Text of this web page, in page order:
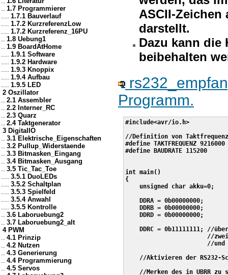
.. 1.7 Programmierer
.... 1.7.1 Bauverlauf
.... 1.7.2 KurzreferenzLow
.... 1.7.2 Kurzreferenz_16PU
.. 1.8 Uebung1
.. 1.9 BoardAtHome
.... 1.9.1 Software
.... 1.9.2 Hardware
.... 1.9.3 Knoppix
.... 1.9.4 Aufbau
.... 1.9.5 LED
2 Oszillator
.. 2.1 Assembler
.. 2.2 Interner_RC
.. 2.3 Quarz
.. 2.4 Taktgenerator
3 DigitalIO
.. 3.1 Elektrische_Eigenschaften
.. 3.2 Pullup_Widerstaende
.. 3.3 Bitmasken_Eingang
.. 3.4 Bitmasken_Ausgang
.. 3.5 Tic_Tac_Toe
.... 3.5.1 DuoLEDs
.... 3.5.2 Schaltplan
.... 3.5.3 Spielfeld
.... 3.5.4 Anwahl
.... 3.5.5 Kontrolle
.. 3.6 Laboruebung2
.. 3.7 Laboruebung2_alt
4 PWM
.. 4.1 Prinzip
.. 4.2 Nutzen
.. 4.3 Generierung
.. 4.4 Programmierung
.. 4.5 Servos
ASCII-Zeichen
darstellt.
Dazu kann die
beibehalten
Programm.
#include<avr/io.h>
//Definition von
#define TAKTFREQUENZ 9216000
#define BAUDRATE 115200
int main()
{
    unsigned char akku=0;
    DDRA = 0b00000000;
    DDRB = 0b00000000;
    DDRD = 0b00000000;
DDRC = 0b11111111; //
//
//und
//Aktivieren der RS232-
//Merken des in UBRR zu